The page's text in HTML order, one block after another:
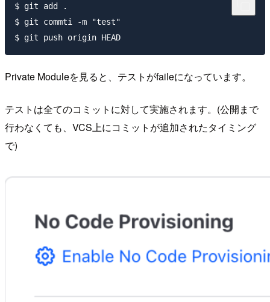
$ git add .
$ git commti -m "test"
Private Moduleを見ると、テストがfaileになっています。
テストは全てのコミットに対して実施されます。(公開まで
行わなくても、VCS上にコミットが追加されたタイミング
で)